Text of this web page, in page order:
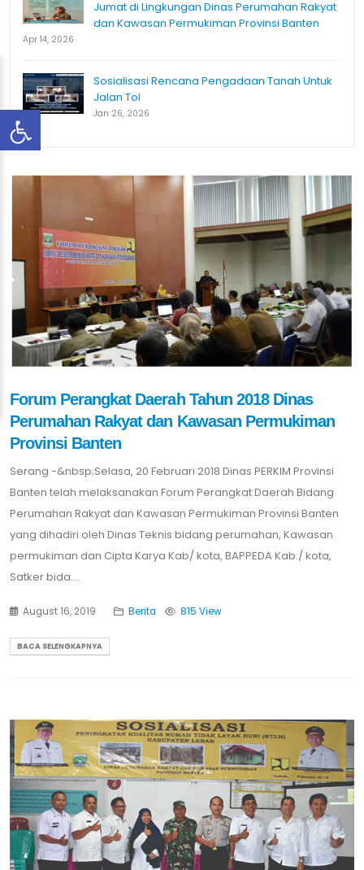
Jumat di Lingkungan Dinas Perumahan Rakyat
dan Kawasan Permukiman Provinsi Banten
Apr 14, 2026
Sosialisasi Rencana Pengadaan Tanah Untuk
Jalan Tol
Jan 26, 2026
Forum Perangkat Daerah Tahun 2018 Dinas
Perumahan Rakyat dan Kawasan Permukiman
Provinsi Banten
Serang -&nbsp;Selasa, 20 Februari 2018 Dinas PERKIM Provinsi
Banten telah melaksanakan Forum Perangkat Daerah Bidang
Perumahan Rakyat dan Kawasan Permukiman Provinsi Banten
yang dihadiri oleh Dinas Teknis bidang perumahan, Kawasan
permukiman dan Cipta Karya Kab/ kota, BAPPEDA Kab./ kota,
Satker bida....
August 16, 2019 Berita 815 View
BACA SELENGKAPNYA